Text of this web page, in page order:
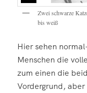
Zwei schwarze
bis weiß
Hier sehen
Menschen die
zum einen die
Vordergrund,